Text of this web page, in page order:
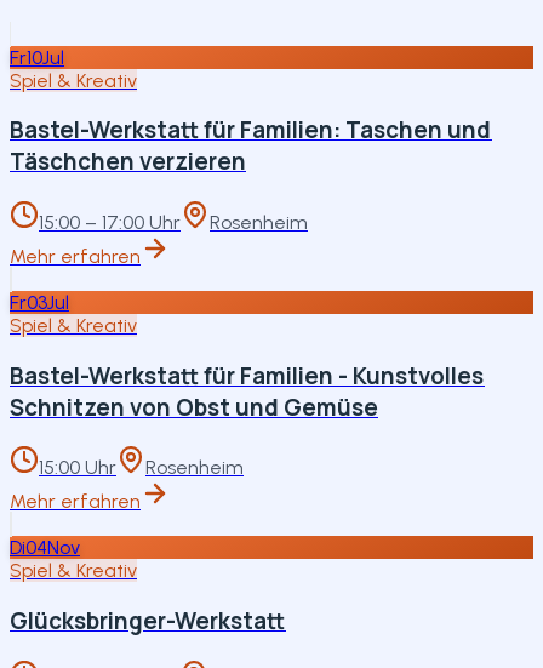
Fr10Jul
Spiel & Kreativ
Bastel-Werkstatt für Familien: Taschen und
Täschchen verzieren
15:00 – 17:00 Uhr
Rosenheim
Mehr erfahren
Fr03Jul
Spiel & Kreativ
Bastel-Werkstatt für Familien - Kunstvolles
Schnitzen von Obst und Gemüse
15:00 Uhr
Rosenheim
Mehr erfahren
Di04Nov
Spiel & Kreativ
Glücksbringer-Werkstatt